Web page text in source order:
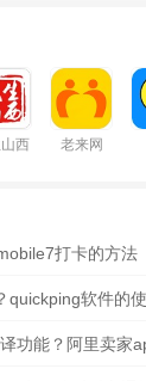
西 老来网
打卡的方法
quickping软件的